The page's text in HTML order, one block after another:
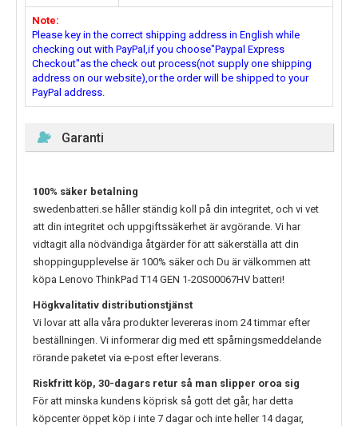
Note:
Please key in the correct shipping address in English while
checking out with PayPal,if you choose"Paypal Express
Checkout"as the check out process(not supply one shipping
address on our website),or the order will be shipped to your
PayPal address.
Garanti
100% säker betalning
swedenbatteri.se håller ständig koll på din integritet, och vi vet
att din integritet och uppgiftssäkerhet är avgörande. Vi har
vidtagit alla nödvändiga åtgärder för att säkerställa att din
shoppingupplevelse är 100% säker och Du är välkommen att
köpa Lenovo ThinkPad T14 GEN 1-20S00067HV batteri!
Högkvalitativ distributionstjänst
Vi lovar att alla våra produkter levereras inom 24 timmar efter
beställningen. Vi informerar dig med ett spårningsmeddelande
rörande paketet via e-post efter leverans.
Riskfritt köp, 30-dagars retur så man slipper oroa sig
För att minska kundens köprisk så gott det går, har detta
köpcenter öppet köp i inte 7 dagar och inte heller 14 dagar,